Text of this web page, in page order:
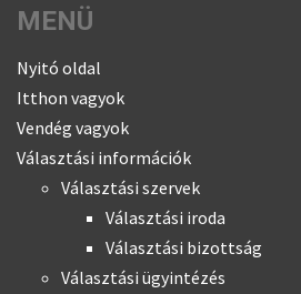
MENÜ
Nyitó oldal
Itthon vagyok
Vendég vagyok
Választási információk
Választási szervek
Választási iroda
Választási bizottság
Választási ügyintézés